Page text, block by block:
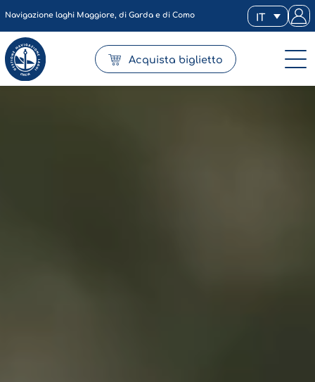
Navigazione laghi Maggiore, di Garda e di Como IT
Acquista biglietto